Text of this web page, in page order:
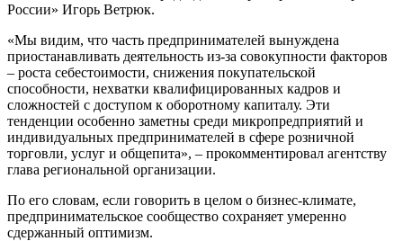
России» Игорь Ветрюк.
«Мы видим, что часть предпринимателей вынуждена
приостанавливать деятельность из-за совокупности факторов
– роста себестоимости, снижения покупательской
способности, нехватки квалифицированных кадров и
сложностей с доступом к оборотному капиталу. Эти
тенденции особенно заметны среди микропредприятий и
индивидуальных предпринимателей в сфере розничной
торговли, услуг и общепита», – прокомментировал агентству
глава региональной организации.
По его словам, если говорить в целом о бизнес-климате,
предпринимательское сообщество сохраняет умеренно
сдержанный оптимизм.